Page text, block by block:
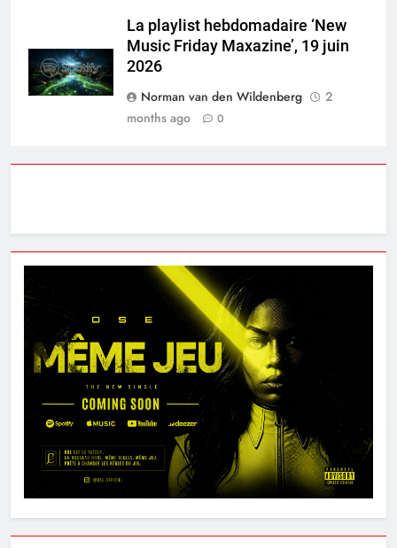
La playlist hebdomadaire ‘New
Music Friday Maxazine’, 19 juin
2026
Norman van den Wildenberg
2
months ago
0